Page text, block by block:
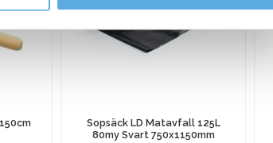
Sopsäck LD Matavfall 125L
80my Svart 750x1150mm